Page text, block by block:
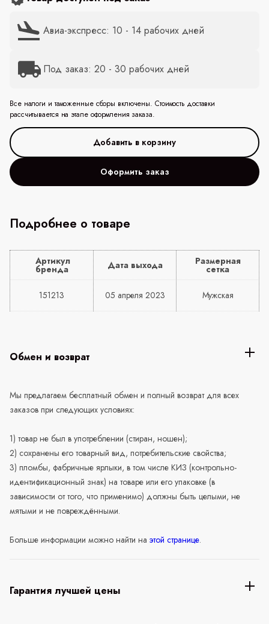
Авиа-экспресс: 10 - 14 рабочих дней
Под заказ: 20 - 30 рабочих дней
Все налоги и таможенные сборы включены. Стоимость доставки
рассчитывается на этапе оформления заказа.
Оформить заказ
Подробнее о товаре
Артикул
бренда Дата выхода Размерная
сетка
151213 05 апреля 2023 Мужская
Обмен и возврат
Мы предлагаем бесплатный обмен и полный возврат для всех
заказов при следующих условиях:
1) товар не был в употреблении (стиран, ношен);
2) сохранены его товарный вид, потребительские свойства;
3) пломбы, фабричные ярлыки, в том числе КИЗ (контрольно-
идентификационный знак) на товаре или его упаковке (в
зависимости от того, что применимо) должны быть целыми, не
мятыми и не повреждёнными.
Больше информации можно найти на этой странице.
Гарантия лучшей цены